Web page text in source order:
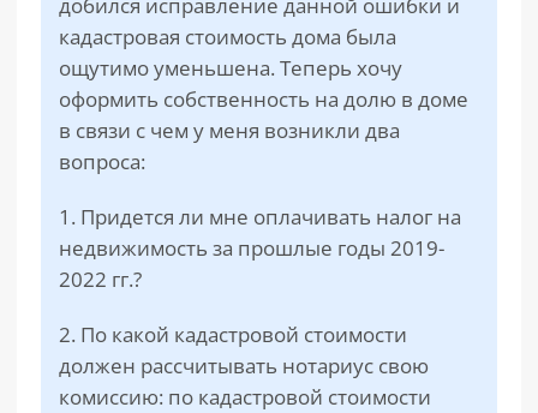
кадастровая стоимость дома была
ощутимо уменьшена. Теперь хочу
оформить собственность на долю в доме
в связи с чем у меня возникли два
вопроса:
1. Придется ли мне оплачивать налог на
недвижимость за прошлые годы 2019-
2022 гг.?
2. По какой кадастровой стоимости
должен рассчитывать нотариус свою
комиссию: по кадастровой стоимости